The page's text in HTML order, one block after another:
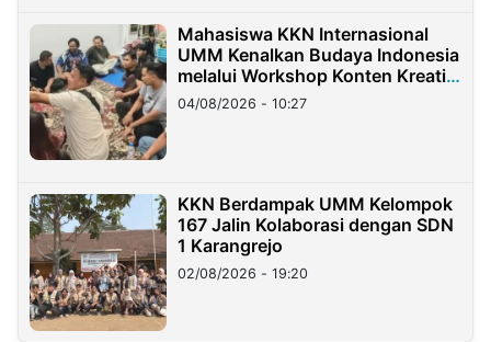
Mahasiswa KKN Internasional
UMM Kenalkan Budaya Indonesia
melalui Workshop Konten Kreatif
di Taiwan
04/08/2026 - 10:27
KKN Berdampak UMM Kelompok
167 Jalin Kolaborasi dengan SDN
1 Karangrejo
02/08/2026 - 19:20